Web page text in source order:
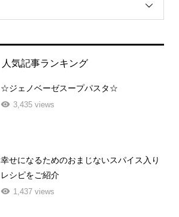
人気記事ランキング
☆ジェノベーゼスープパスタ☆
3,435 views
幸せになるためのおまじないスパイス入り
レシピをご紹介
1,437 views